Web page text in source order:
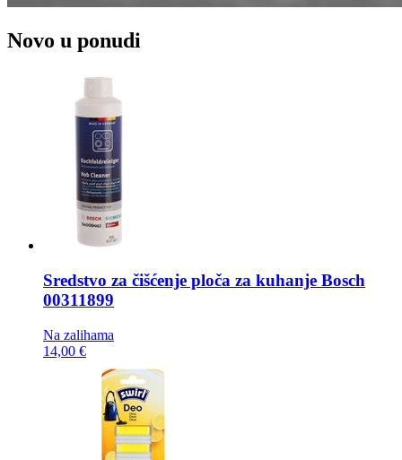
Novo u ponudi
Sredstvo za čišćenje ploča za kuhanje Bosch
00311899
Na zalihama
14,00 €